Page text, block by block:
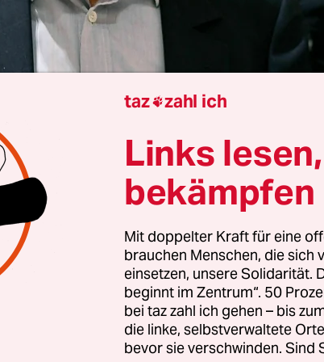
libanesische Geschäftsmann Ziad
Jahren in Beirut gestorben. Er war die
im Korruptionsskandal um die
Nicolas Sarkozyim Jahr
libyschen Machthaber Muammar al-
Takieddine diente dank seiner
Regimes mehreren französischen
taz zahl ich
Links
bekämpfen
Mit doppelter Kraft für eine
brauchen Menschen, die sich
einsetzen, unsere Solidarität.
beginnt im Zentrum“. 50
bei taz zahl ich gehen – bis
die linke, selbstverwaltete
bevor sie verschwinden. Sind